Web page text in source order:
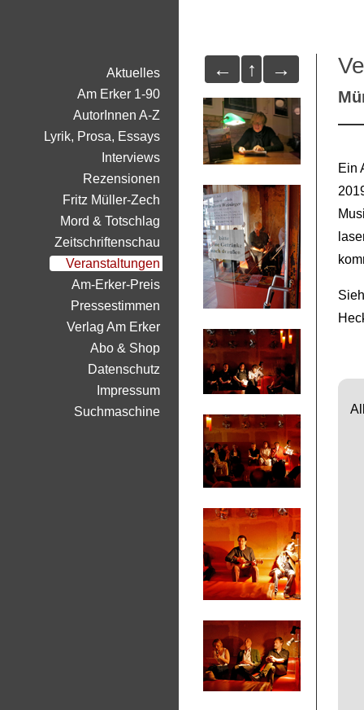
← ↑ →
Ein
Aktuelles
Am Erker 1-90
AutorInnen A-Z
Lyrik, Prosa, Essays
Interviews
Rezensionen
Fritz Müller-Zech
Mord & Totschlag
Zeitschriftenschau
Veranstaltungen
Am-Erker-Preis
Pressestimmen
Verlag Am Erker
Abo & Shop
Datenschutz
Impressum
Suchmaschine